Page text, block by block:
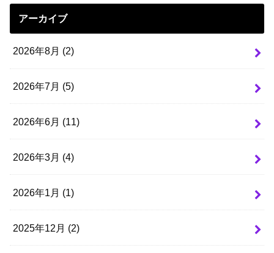
アーカイブ
2026年8月 (2)
2026年7月 (5)
2026年6月 (11)
2026年3月 (4)
2026年1月 (1)
2025年12月 (2)